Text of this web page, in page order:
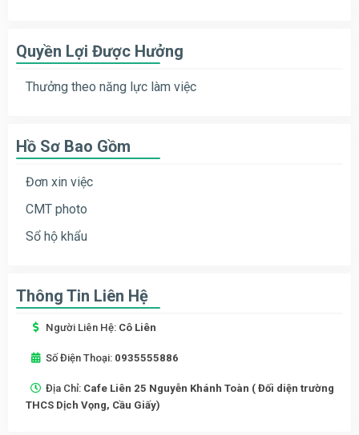
Quyền Lợi Được Hưởng
Thưởng theo năng lực làm việc
Hồ Sơ Bao Gồm
Đơn xin việc
CMT photo
Sổ hộ khẩu
Thông Tin Liên Hệ
Người Liên Hệ: Cô Liên
Số Điện Thoại: 0935555886
Địa Chỉ: Cafe Liên 25 Nguyễn Khánh Toàn ( Đối diện trường
THCS Dịch Vọng, Cầu Giấy)